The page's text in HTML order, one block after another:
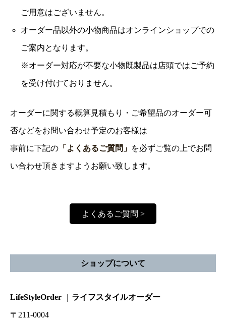
ご用意はございません。
オーダー品以外の小物商品はオンラインショップでの
ご案内となります。
※オーダー対応が不要な小物既製品は店頭ではご予約
を受け付けておりません。
オーダーに関する概算見積もり・ご希望品のオーダー可
否などをお問い合わせ予定のお客様は
事前に下記の 「よくあるご質問」 を必ずご覧の上でお問
い合わせ頂きますようお願い致します。
よくあるご質問 >
ショップについて
LifeStyleOrder ライフスタイルオーダー
〒211-0004